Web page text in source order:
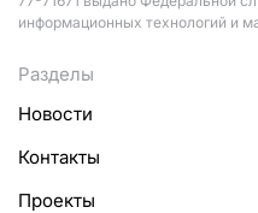
информационных технологий и
Разделы
Новости
Контакты
Проекты